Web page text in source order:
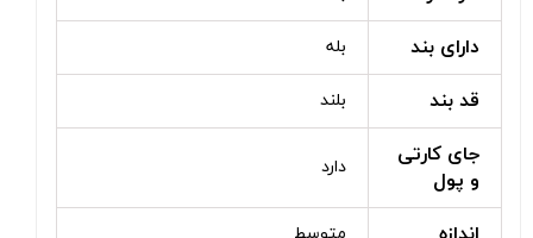
دارای بند بله
قد بند بلند
جای کارتی
و پول
دارد